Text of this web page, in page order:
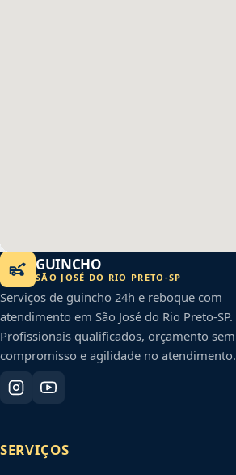
GUINCHO
SÃO JOSÉ DO RIO PRETO -SP
Serviços de guincho 24h e reboque com
atendimento em São José do Rio Preto-SP.
Profissionais qualificados, orçamento sem
compromisso e agilidade no atendimento.
SERVIÇOS